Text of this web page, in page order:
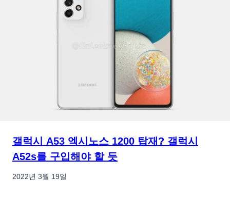
갤럭시 A53 엑시노스 1200 탑재? 갤럭시
A52s를 구입해야 할 듯
2022년 3월 19일